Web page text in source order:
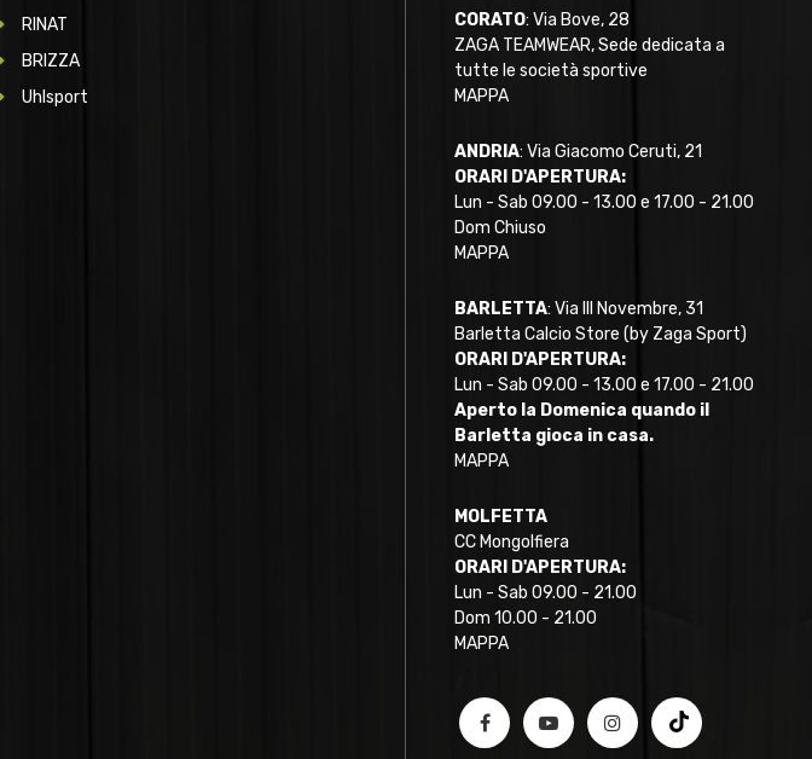
CORATO: Via Bove, 28
ZAGA TEAMWEAR, Sede dedicata a
tutte le società sportive
MAPPA
ANDRIA: Via Giacomo Ceruti, 21
ORARI D'APERTURA:
Lun - Sab 09.00 - 13.00 e 17.00 - 21.00
Dom Chiuso
MAPPA
BARLETTA: Via III Novembre, 31
Barletta Calcio Store (by Zaga Sport)
ORARI D'APERTURA:
Lun - Sab 09.00 - 13.00 e 17.00 - 21.00
Aperto la Domenica quando il
Barletta gioca in casa.
MAPPA
MOLFETTA
CC Mongolfiera
ORARI D'APERTURA:
Lun - Sab 09.00 - 21.00
Dom 10.00 - 21.00
MAPPA
RINAT
BRIZZA
Uhlsport